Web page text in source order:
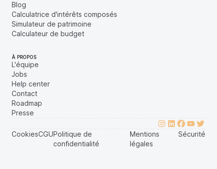
Blog
Calculatrice d'intérêts composés
Simulateur de patrimoine
Calculateur de budget
À PROPOS
L'équipe
Jobs
Help center
Contact
Roadmap
Presse
CookiesCGUPolitique de
confidentialité
Mentions
légales
Sécurité